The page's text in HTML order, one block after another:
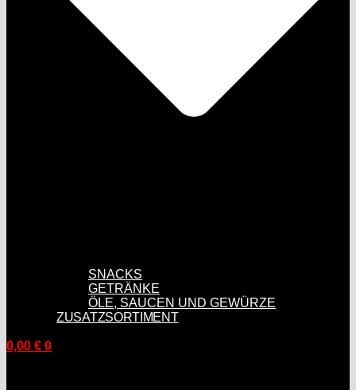
SNACKS
GETRÄNKE
ÖLE, SAUCEN UND GEWÜRZE
ZUSATZSORTIMENT
0,00 € 0